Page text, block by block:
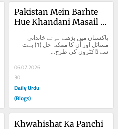
Pakistan Mein Barhte
Hue Khandani Masail
سے ڈاکٹروں کی طرح...
06.07.2026
30
Daily Urdu
(Blogs)
Khwahishat Ka Panchi